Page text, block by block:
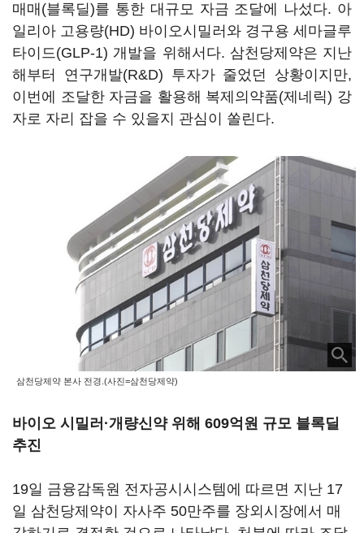
매매(블록딜)를 통한 대규모 자금 조달에 나섰다. 아
일리아 고용량(HD) 바이오시밀러와 경구용 세마글루
타이드(GLP-1) 개발을 위해서다. 삼천당제약은 지난
해부터 연구개발(R&D) 투자가 줄었던 상황이지만,
이번에 조달한 자금을 활용해 복제의약품(제네릭) 강
자로 자리 잡을 수 있을지 관심이 쏠린다.
삼천당제약 본사 전경.(사진=삼천당제약)
바이오 시밀러·개량신약 위해 609억원 규모 블록딜
추진
19일 금융감독원 전자공시시스템에 따르면 지난 17
일 삼천당제약이 자사주 50만주를 장외시장에서 매